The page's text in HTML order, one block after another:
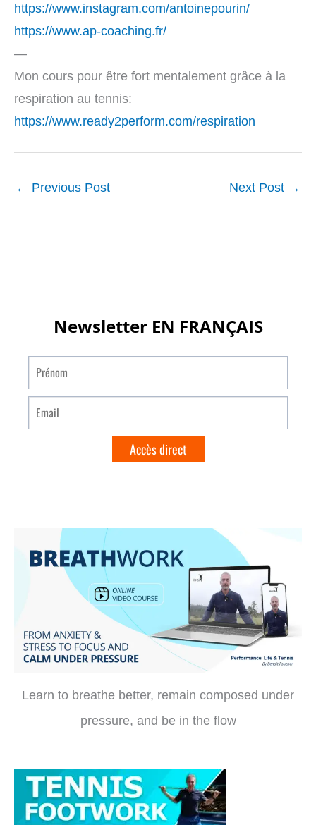
https://www.instagram.com/antoinepourin/
https://www.ap-coaching.fr/
—
Mon cours pour être fort mentalement grâce à la
respiration au tennis:
https://www.ready2perform.com/respiration
← Previous Post Next Post →
Learn to breathe better, remain composed under
pressure, and be in the flow